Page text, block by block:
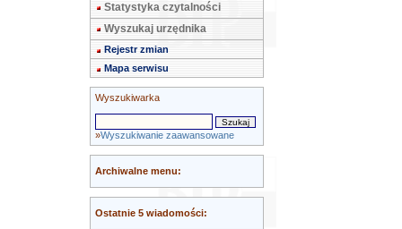
Statystyka czytalności
Wyszukaj urzędnika
Rejestr zmian
Mapa serwisu
Wyszukiwarka
»Wyszukiwanie zaawansowane
Archiwalne menu:
Ostatnie 5 wiadomości: